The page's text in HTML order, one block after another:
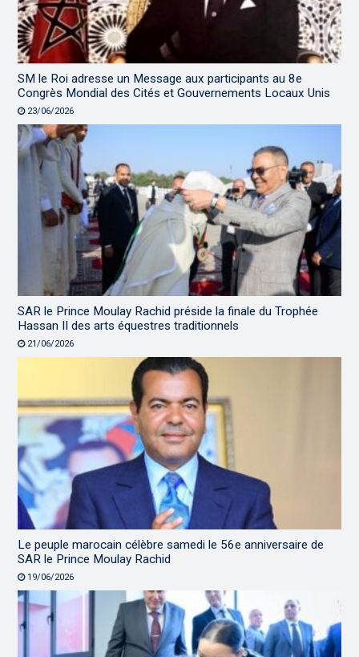
SM le Roi adresse un Message aux participants au 8e
Congrès Mondial des Cités et Gouvernements Locaux Unis
23/06/2026
SAR le Prince Moulay Rachid préside la finale du Trophée
Hassan II des arts équestres traditionnels
21/06/2026
Le peuple marocain célèbre samedi le 56e anniversaire de
SAR le Prince Moulay Rachid
19/06/2026